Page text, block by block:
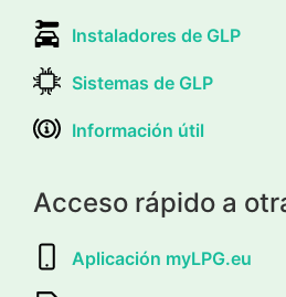
Instaladores de GLP
Sistemas de GLP
Información útil
Acceso rápido a
Aplicación myLPG.eu